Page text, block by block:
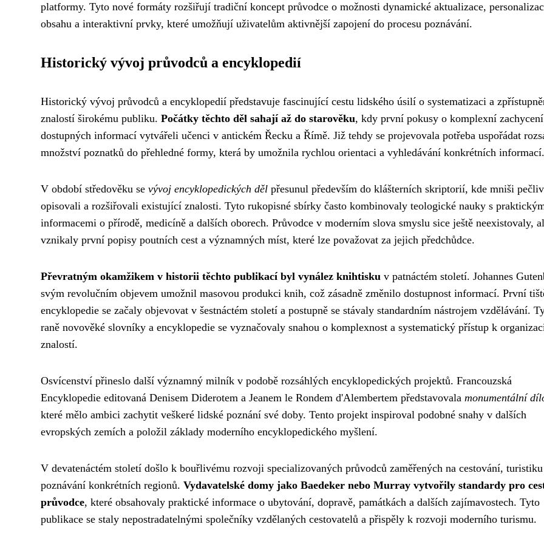
platformy. Tyto nové formáty rozšiřují tradiční koncept průvodce o možnosti dynamické aktualizace,
obsahu a interaktivní prvky, které umožňují uživatelům aktivnější zapojení do procesu poznávání.
Historický vývoj průvodců a encyklopedií
Historický vývoj průvodců a encyklopedií představuje fascinující cestu lidského úsilí o systematizaci a
znalostí širokému publiku. Počátky těchto děl sahají až do starověku, kdy první pokusy o komplexní zachycení
dostupných informací vytvářeli učenci v antickém Řecku a Římě. Již tehdy se projevovala potřeba uspořádat
množství poznatků do přehledné formy, která by umožnila rychlou orientaci a vyhledávání konkrétních informací.
V období středověku se vývoj encyklopedických děl přesunul především do klášterních skriptorií, kde mniši
opisovali a rozšiřovali existující znalosti. Tyto rukopisné sbírky často kombinovaly teologické nauky s
informacemi o přírodě, medicíně a dalších oborech. Průvodce v moderním slova smyslu sice ještě neexistovaly,
vznikaly první popisy poutních cest a významných míst, které lze považovat za jejich předchůdce.
Převratným okamžikem v historii těchto publikací byl vynález knihtisku v patnáctém století. Johannes
svým revolučním objevem umožnil masovou produkci knih, což zásadně změnilo dostupnost informací. První
encyklopedie se začaly objevovat v šestnáctém století a postupně se stávaly standardním nástrojem vzdělávání.
raně novověké slovníky a encyklopedie se vyznačovaly snahou o komplexnost a systematický přístup k
znalostí.
Osvícenství přineslo další významný milník v podobě rozsáhlých encyklopedických projektů. Francouzská
Encyklopedie editovaná Denisem Diderotem a Jeanem le Rondem d'Alembertem představovala monumentální
které mělo ambici zachytit veškeré lidské poznání své doby. Tento projekt inspiroval podobné snahy v dalších
evropských zemích a položil základy moderního encyklopedického myšlení.
V devatenáctém století došlo k bouřlivému rozvoji specializovaných průvodců zaměřených na cestování,
poznávání konkrétních regionů. Vydavatelské domy jako Baedeker nebo Murray vytvořily standardy pro
průvodce, které obsahovaly praktické informace o ubytování, dopravě, památkách a dalších zajímavostech. Tyto
publikace se staly nepostradatelnými společníky vzdělaných cestovatelů a přispěly k rozvoji moderního turismu.